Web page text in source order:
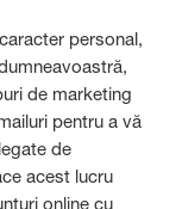
personal,
de marketing
pentru a vă
de
acest lucru
online cu